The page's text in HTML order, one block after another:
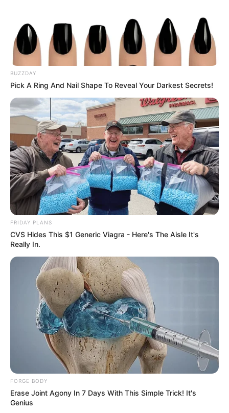
Tarantino Wants To End His Career With This Movie?
BRAINBERRIES
This Woman Chose To Live Like A Horse
BRAINBERRIES
BUZZDAY
Pick A Ring And Nail Shape To Reveal Your Darkest Secrets!
FRIDAY PLANS
CVS Hides This $1 Generic Viagra - Here's The Aisle It's
Really In.
FORGE BODY
Erase Joint Agony In 7 Days With This Simple Trick! It's
Genius